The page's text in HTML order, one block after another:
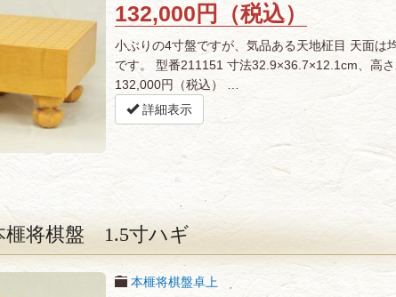
132,000円（税込）
小ぶりの4寸盤ですが、気品ある天地柾目 天面は
です。 型番211151 寸法32.9×36.7×12.1cm、高
132,000円（税込） …
詳細表示
榧将棋盤 1.5寸ハギ
本榧将棋盤卓上